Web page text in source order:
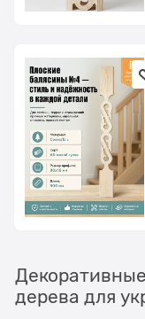
дерева для